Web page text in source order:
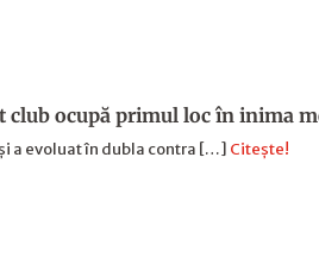
club ocupă primul loc în inima
a evoluat în dubla contra […] Citește!